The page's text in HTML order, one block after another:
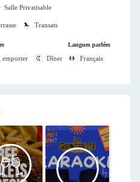
Salle Privatisable
Transats
emporter Dîner
Langues parlées
Français